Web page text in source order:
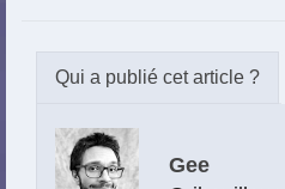
Gee